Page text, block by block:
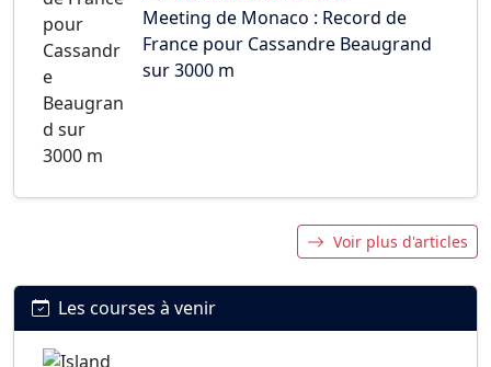
Meeting de Monaco : Record de
France pour Cassandre Beaugrand
sur 3000 m
Voir plus d'articles
Les courses à venir